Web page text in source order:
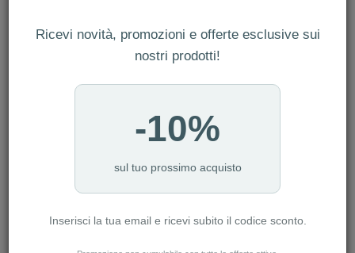
Anello Recarlo - Veretta Diamanti
Anniversary Ref. R01GD741-14
Ricevi novità, promozioni e offerte esclusive sui
nostri prodotti!
-10%
sul tuo prossimo acquisto
Inserisci la tua email e ricevi subito il codice sconto.